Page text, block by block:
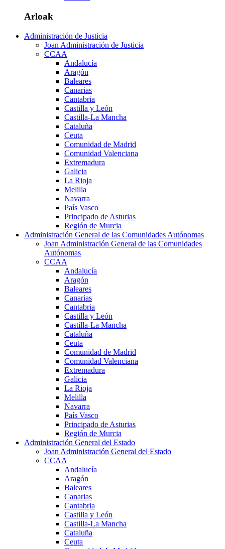
Arloak
Administración de Justicia
Joan Administración de Justicia
CCAA
Andalucía
Aragón
Baleares
Canarias
Cantabria
Castilla y León
Castilla-La Mancha
Cataluña
Ceuta
Comunidad de Madrid
Comunidad Valenciana
Extremadura
Galicia
La Rioja
Melilla
Navarra
País Vasco
Principado de Asturias
Región de Murcia
Administración General de las Comunidades Autónomas
Joan Administración General de las Comunidades
Autónomas
CCAA
Andalucía
Aragón
Baleares
Canarias
Cantabria
Castilla y León
Castilla-La Mancha
Cataluña
Ceuta
Comunidad de Madrid
Comunidad Valenciana
Extremadura
Galicia
La Rioja
Melilla
Navarra
País Vasco
Principado de Asturias
Región de Murcia
Administración General del Estado
Joan Administración General del Estado
CCAA
Andalucía
Aragón
Baleares
Canarias
Cantabria
Castilla y León
Castilla-La Mancha
Cataluña
Ceuta